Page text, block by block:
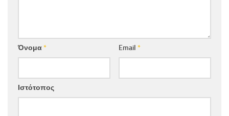
Όνομα* Email *
Ιστότοπος